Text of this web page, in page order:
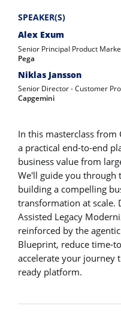
SPEAKER(S)
Alex Exum
Senior Principal Product
Pega
Niklas Jansson
Senior Director - Customer
Capgemini
In this masterclass from
a practical end-to-end
business value from
We'll guide you through
building a compelling
transformation at scale.
Assisted Legacy
reinforced by the
Blueprint, reduce time-
accelerate your journey
ready platform.